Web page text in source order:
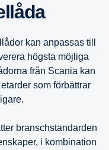
kan anpassas till
högsta möjliga
från Scania kan
som förbättrar
branschstandarden
i kombination